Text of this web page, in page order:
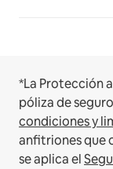
*La Protección
póliza de
condiciones y
anfitriones que
se aplica el